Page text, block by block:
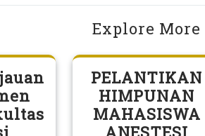
Explore More
PELANTIKAN
HIMPUNAN
MAHASISWA